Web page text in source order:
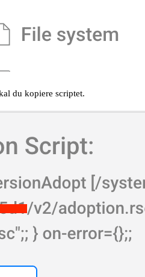
du kopiere scriptet.